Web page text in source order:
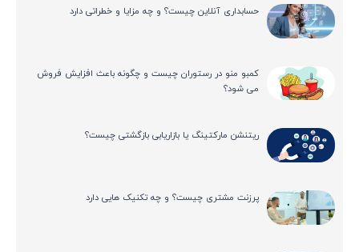
حسابداری آنلاین چیست؟ و چه مزایا و خطراتی دارد
کمبو منو در رستوران چیست و چگونه باعث افزایش فروش
می شود؟
ریتنشن مارکتینگ یا بازاریابی بازگشتی چیست؟
پرزنت مشتری چیست؟ و چه تکنیک هایی دارد